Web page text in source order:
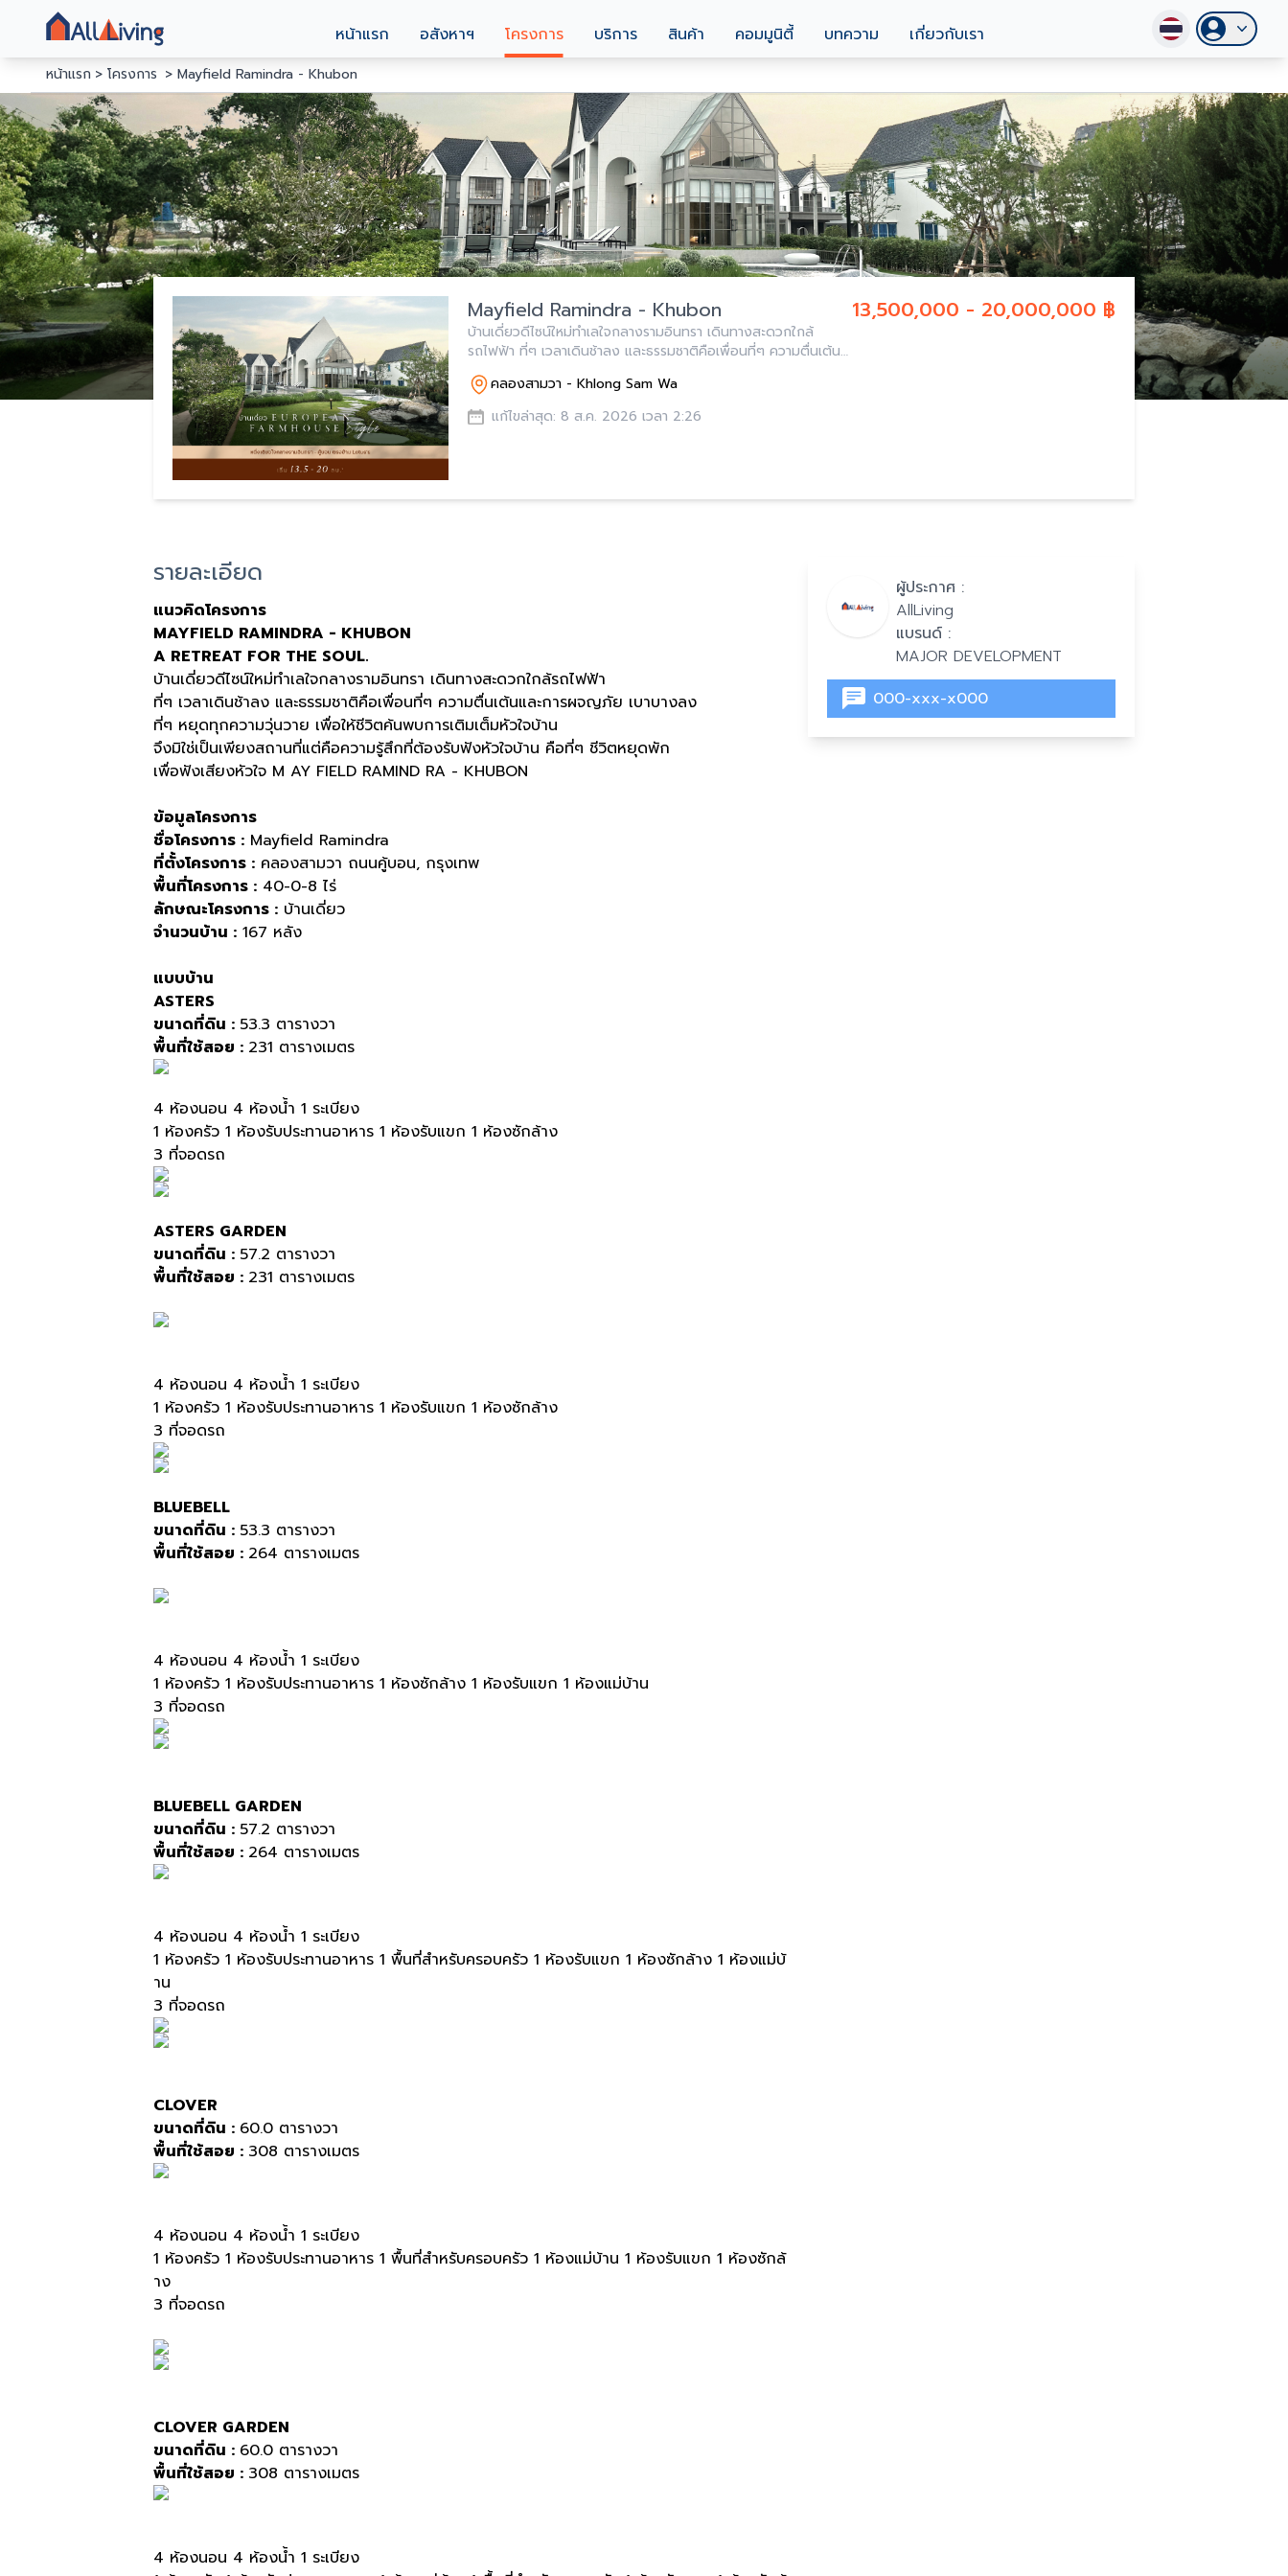
หน้าแรก อสังหาฯ โครงการ บริการ สินค้า คอมมูนิตี้ บทความ เกี่ยวกับเรา
หน้าแรก โครงการ Mayfield Ramindra - Khubon
13,500,000 - 20,000,000 ฿
Mayfield Ramindra - Khubon
บ้านเดี่ยวดีไซน์ใหม่ทำเลใจกลางรามอินทรา เดินทางสะดวกใกล้
รถไฟฟ้า ที่ๆ เวลาเดินช้าลง และธรรมชาติคือเพื่อนที่ๆ ความตื่นเต้น
และการผจญภัย เบาบางลง ที่ๆ หยุดทุกความวุ่นวาย เพื่อให้ชีวิตค้น
พบการเติมเต็มหัว
คลองสามวา - Khlong Sam Wa
แก้ไขล่าสุด: 8 ส.ค. 2026 เวลา 2:26
รายละเอียด
แนวคิดโครงการ
MAYFIELD RAMINDRA - KHUBON
A RETREAT FOR THE SOUL.
บ้านเดี่ยวดีไซน์ใหม่ทำเลใจกลางรามอินทรา เดินทางสะดวกใกล้รถไฟฟ้า
ที่ๆ เวลาเดินช้าลง และธรรมชาติคือเพื่อนที่ๆ ความตื่นเต้นและการผจญภัย เบาบางลง
ที่ๆ หยุดทุกความวุ่นวาย เพื่อให้ชีวิตค้นพบการเติมเต็มหัวใจบ้าน
จึงมิใช่เป็นเพียงสถานที่แต่คือความรู้สึกที่ต้องรับฟังหัวใจบ้าน คือที่ๆ ชีวิตหยุดพัก
เพื่อฟังเสียงหัวใจ M AY FIELD RAMIND RA - KHUBON
ข้อมูลโครงการ
ชื่อโครงการ : Mayfield Ramindra
ที่ตั้งโครงการ : คลองสามวา ถนนคู้บอน, กรุงเทพ
พื้นที่โครงการ : 40-0-8 ไร่
ลักษณะโครงการ : บ้านเดี่ยว
จำนวนบ้าน : 167 หลัง
แบบบ้าน
ASTERS
ขนาดที่ดิน : 53.3 ตารางวา
พื้นที่ใช้สอย : 231 ตารางเมตร
4 ห้องนอน 4 ห้องน้ำ 1 ระเบียง
1 ห้องครัว 1 ห้องรับประทานอาหาร 1 ห้องรับแขก 1 ห้องซักล้าง
3 ที่จอดรถ
ASTERS GARDEN
ขนาดที่ดิน : 57.2 ตารางวา
พื้นที่ใช้สอย : 231 ตารางเมตร
4 ห้องนอน 4 ห้องน้ำ 1 ระเบียง
1 ห้องครัว 1 ห้องรับประทานอาหาร 1 ห้องรับแขก 1 ห้องซักล้าง
3 ที่จอดรถ
BLUEBELL
ขนาดที่ดิน : 53.3 ตารางวา
พื้นที่ใช้สอย : 264 ตารางเมตร
4 ห้องนอน 4 ห้องน้ำ 1 ระเบียง
1 ห้องครัว 1 ห้องรับประทานอาหาร 1 ห้องซักล้าง 1 ห้องรับแขก 1 ห้องแม่บ้าน
3 ที่จอดรถ
BLUEBELL GARDEN
ขนาดที่ดิน : 57.2 ตารางวา
พื้นที่ใช้สอย : 264 ตารางเมตร
4 ห้องนอน 4 ห้องน้ำ 1 ระเบียง
1 ห้องครัว 1 ห้องรับประทานอาหาร 1 พื้นที่สำหรับครอบครัว 1 ห้องรับแขก 1 ห้องซักล้าง 1 ห้องแม่บ้
าน
3 ที่จอดรถ
CLOVER
ขนาดที่ดิน : 60.0 ตารางวา
พื้นที่ใช้สอย : 308 ตารางเมตร
4 ห้องนอน 4 ห้องน้ำ 1 ระเบียง
1 ห้องครัว 1 ห้องรับประทานอาหาร 1 พื้นที่สำหรับครอบครัว 1 ห้องแม่บ้าน 1 ห้องรับแขก 1 ห้องซักล้
าง
3 ที่จอดรถ
CLOVER GARDEN
ขนาดที่ดิน : 60.0 ตารางวา
พื้นที่ใช้สอย : 308 ตารางเมตร
4 ห้องนอน 4 ห้องน้ำ 1 ระเบียง
ผู้ประกาศ :
AllLiving
แบรนด์ :
MAJOR DEVELOPMENT
000-xxx-x000